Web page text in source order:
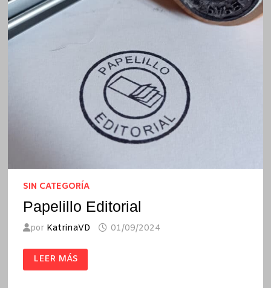
SIN CATEGORÍA
Papelillo Editorial
por KatrinaVD 01/09/2024
PAPELILLO
EDITORIAL
LEER MÁS